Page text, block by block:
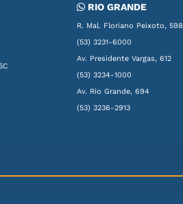
RIO GRANDE
R. Mal. Floriano Peixoto, 598
(53) 3231-6000
Av. Presidente Vargas, 612
(53) 3234-1000
Av. Rio Grande, 694
(53) 3236-2913